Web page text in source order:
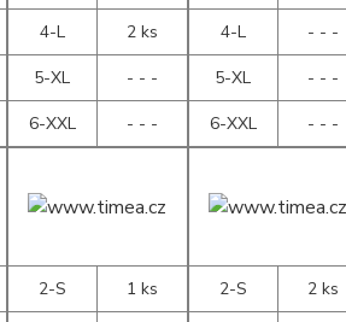
4-L
2 ks
5-XL
- - -
6-XXL
- - -
4-L
- - -
5-XL
- - -
6-XXL
- - -
2-S
1 ks
2-S
2 ks